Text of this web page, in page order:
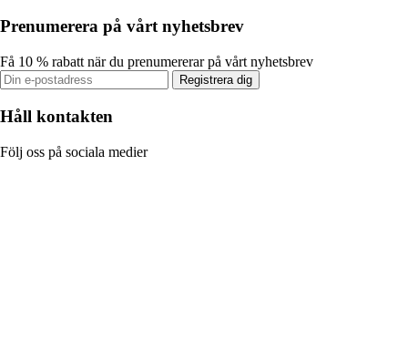
Prenumerera på vårt nyhetsbrev
Få 10 % rabatt när du prenumererar på vårt nyhetsbrev
Registrera dig
Håll kontakten
Följ oss på sociala medier